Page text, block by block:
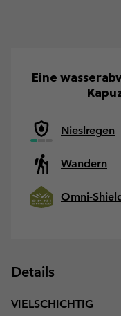
Eine
Nieslregen
Wandern
Omni-
Details
VIELSCHICHTIG